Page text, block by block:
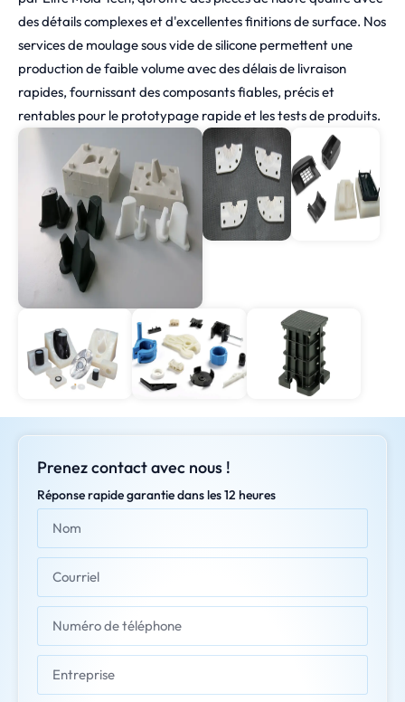
des détails complexes et d'excellentes finitions de surface. Nos
services de moulage sous vide de silicone permettent une
production de faible volume avec des délais de livraison
rapides, fournissant des composants fiables, précis et
rentables pour le prototypage rapide et les tests de produits.
Prenez contact avec nous !
Réponse rapide garantie dans les 12 heures